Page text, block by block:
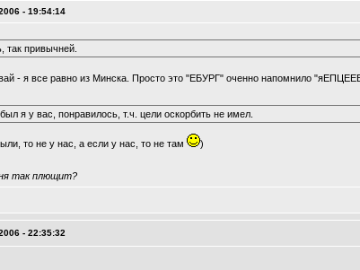
- 19:54:14
так привычней.
- я все равно из Минска. Просто это "ЕБУРГ" оченно напомнило
я у вас, понравилось, т.ч. цели оскорбить не имел.
то не у нас, а если у нас, то не там )
так плющит?
- 22:35:32